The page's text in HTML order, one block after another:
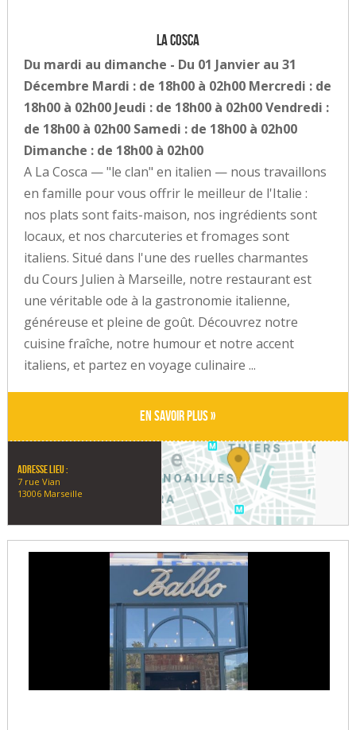
La Cosca
Du mardi au dimanche - Du 01 Janvier au 31
Décembre Mardi : de 18h00 à 02h00 Mercredi : de
18h00 à 02h00 Jeudi : de 18h00 à 02h00 Vendredi :
de 18h00 à 02h00 Samedi : de 18h00 à 02h00
Dimanche : de 18h00 à 02h00
A La Cosca — "le clan" en italien — nous travaillons
en famille pour vous offrir le meilleur de l'Italie :
nos plats sont faits-maison, nos ingrédients sont
locaux, et nos charcuteries et fromages sont
italiens. Situé dans l'une des ruelles charmantes
du Cours Julien à Marseille, notre restaurant est
une véritable ode à la gastronomie italienne,
généreuse et pleine de goût. Découvrez notre
cuisine fraîche, notre humour et notre accent
italiens, et partez en voyage culinaire ...
En savoir plus »
Adresse lieu :
7 rue Vian
13006 Marseille